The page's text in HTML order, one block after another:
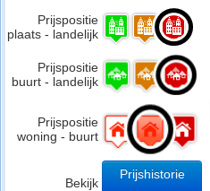
Prijspositie
plaats - landelijk
Prijspositie
buurt - landelijk
Prijspositie
woning - buurt
Bekijk
Prijshistorie